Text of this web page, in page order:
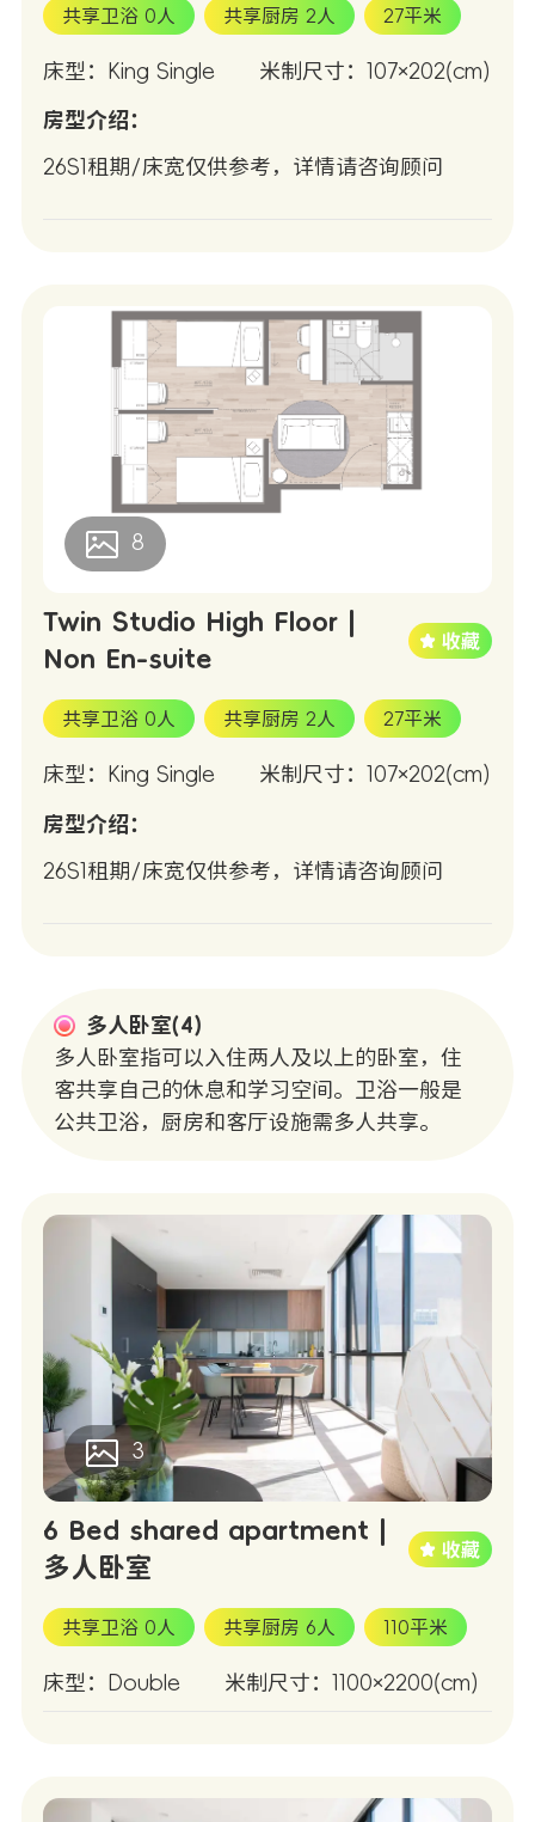
共享卫浴 0人 共享厨房 2人 27平米
床型：King Single 米制尺寸：107×202(cm)
房型介绍：
26S1租期/床宽仅供参考，详情请咨询顾问
8
Twin Studio High Floor |
Non En-suite
共享卫浴 0人 共享厨房 2人 27平米
床型：King Single 米制尺寸：107×202(cm)
房型介绍：
26S1租期/床宽仅供参考，详情请咨询顾问
多人卧室(4)
多人卧室指可以入住两人及以上的卧室，住
客共享自己的休息和学习空间。卫浴一般是
公共卫浴，厨房和客厅设施需多人共享。
3
6 Bed shared apartment |
多人卧室
共享卫浴 0人 共享厨房 6人 110平米
床型：Double 米制尺寸：1100×2200(cm)